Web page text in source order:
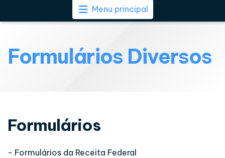
Menu principal
Formulários Diversos
Formulários
- Formulários da Receita Federal